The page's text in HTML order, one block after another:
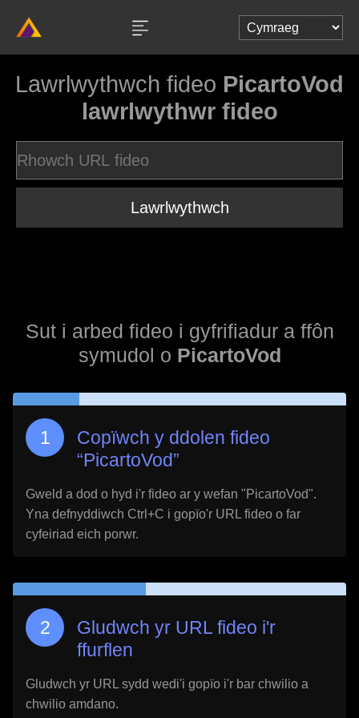
Lawrlwythwch fideo PicartoVod
lawrlwythwr fideo
Lawrlwythwch
Sut i arbed fideo i gyfrifiadur a ffôn
symudol o PicartoVod
Copïwch y ddolen fideo
“PicartoVod”
Gweld a dod o hyd i'r fideo ar y wefan "PicartoVod".
Yna defnyddiwch Ctrl+C i gopïo'r URL fideo o far
cyfeiriad eich porwr.
Gludwch yr URL fideo i'r
ffurflen
Gludwch yr URL sydd wedi'i gopïo i'r bar chwilio a
chwilio amdano.